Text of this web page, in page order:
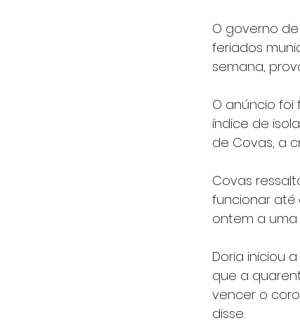
O governo
feriados
semana,
O anúncio
índice de
de Covas, a
Covas
funcionar até
ontem a uma
Doria iniciou
que a
vencer o
disse.